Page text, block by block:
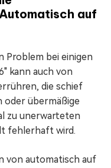
auf
Problem bei einigen
kann auch von
die schief
oder übermäßige
zu unerwarteten
fehlerhaft wird.
von automatisch auf